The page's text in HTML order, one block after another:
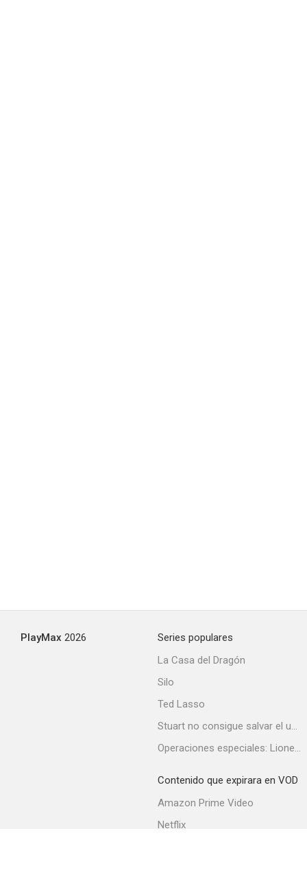
PlayMax 2026
Series populares
La Casa del Dragón
Silo
Ted Lasso
Stuart no consigue salvar el universo
Operaciones especiales: Lioness
Contenido que expirara en VOD
Amazon Prime Video
Netflix